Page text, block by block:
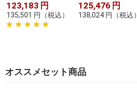
123,183 円
135,501 円 （税込）
125,476 円
138,024 円 （税込）
オススメセット商品